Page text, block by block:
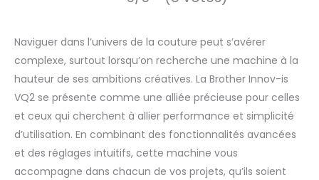
Naviguer dans l’univers de la couture peut s’avérer
complexe, surtout lorsqu’on recherche une machine à la
hauteur de ses ambitions créatives. La Brother Innov-is
VQ2 se présente comme une alliée précieuse pour celles
et ceux qui cherchent à allier performance et simplicité
d’utilisation. En combinant des fonctionnalités avancées
et des réglages intuitifs, cette machine vous
accompagne dans chacun de vos projets, qu’ils soient